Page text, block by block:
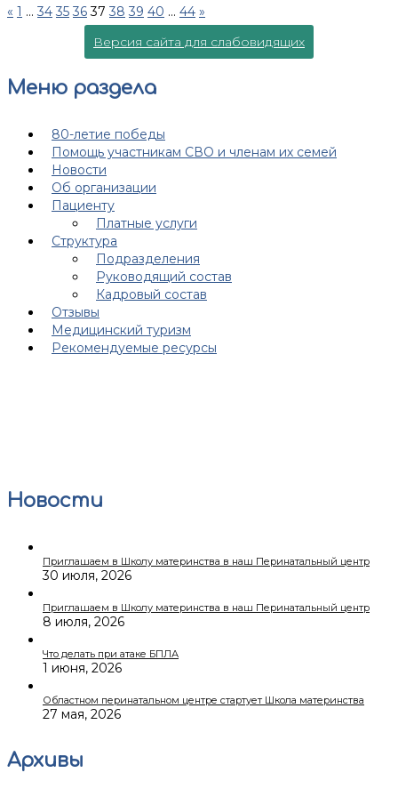
« 1 … 34 35 36 37 38 39 40 … 44 »
Версия сайта для слабовидящих
Меню раздела
80-летие победы
Помощь участникам СВО и членам их семей
Новости
Об организации
Пациенту
Платные услуги
Структура
Подразделения
Руководящий состав
Кадровый состав
Отзывы
Медицинский туризм
Рекомендуемые ресурсы
Новости
Приглашаем в Школу материнства в наш Перинатальный центр
30 июля, 2026
Приглашаем в Школу материнства в наш Перинатальный центр
8 июля, 2026
Что делать при атаке БПЛА
1 июня, 2026
Областном перинатальном центре стартует Школа материнства
27 мая, 2026
Архивы